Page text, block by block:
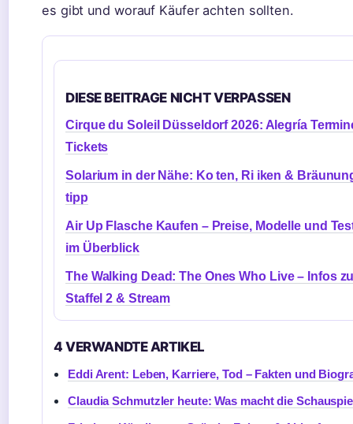
es gibt und worauf Käufer achten sollten.
DIESE BEITRAGE NICHT VERPASSEN
Cirque du Soleil Düsseldorf 2026: Alegría
Tickets
Solarium in der Nähe: Ko ten, Ri iken &
tipp
Air Up Flasche Kaufen – Preise, Modelle und
im Überblick
The Walking Dead: The Ones Who Live – Infos
Staffel 2 & Stream
4 VERWANDTE ARTIKEL
Eddi Arent: Leben, Karriere, Tod – Fakten und
Claudia Schmutzler heute: Was macht die